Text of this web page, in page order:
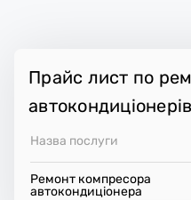
Прайс лист по
автокондиціонерів
Назва послуги
Ремонт компресора
автокондиціонера